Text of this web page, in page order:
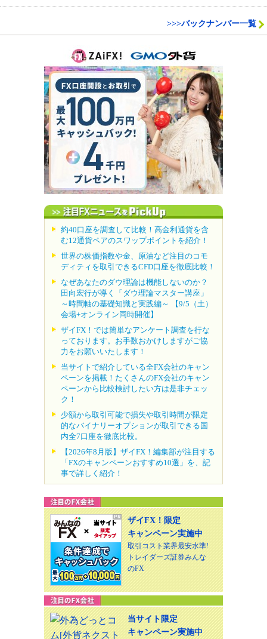
>>>バックナンバー一覧
約40口座を調査して比較！高金利通貨を含
む12通貨ペアのスワップポイントを紹介！
世界の株価指数や金、原油など注目のコモ
ディティを取引できるCFD口座を徹底比較！
なぜあなたのダウ理論は機能しないのか？
田向宏行が導く「ダウ理論マスター講座」
～時間軸の基礎知識と実践編～ 【9/5（土）
会場+オンライン同時開催】
ザイFX！では簡単なアンケート調査を行な
っております。お手数おかけしますがご協
力をお願いいたします！
当サイトで紹介している全FX会社のキャン
ペーンを掲載！たくさんのFX会社のキャン
ペーンから比較検討したい方は是非チェッ
ク！
少額から取引可能で損失や取引時間が限定
的なバイナリーオプションが取引できる国
内全7口座を徹底比較。
【2026年8月版】ザイFX！編集部が注目する
「FXのキャンペーンおすすめ10選」を、記
事で詳しく紹介！
ザイFX！限定
キャンペーン実施中
取引コスト業界最安水準!
トレイダーズ証券みんな
のFX
当サイト限定
キャンペーン実施中